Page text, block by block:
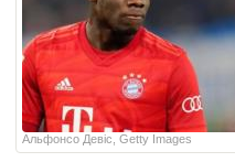
Альфонсо Девіс, Getty Images